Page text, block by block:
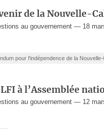
de la Nouvelle-
au gouvernement — 18
pour l'indépendence de la
à l’Assemblée
au gouvernement — 12